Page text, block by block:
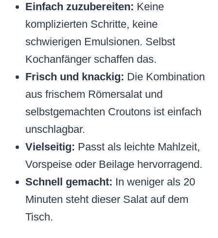
Einfach zuzubereiten: Keine
komplizierten Schritte, keine
schwierigen Emulsionen. Selbst
Kochanfänger schaffen das.
Frisch und knackig: Die Kombination
aus frischem Römersalat und
selbstgemachten Croutons ist einfach
unschlagbar.
Vielseitig: Passt als leichte Mahlzeit,
Vorspeise oder Beilage hervorragend.
Schnell gemacht: In weniger als 20
Minuten steht dieser Salat auf dem
Tisch.